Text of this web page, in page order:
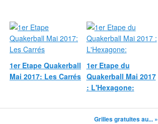
1er Etape Quakerball
Mai 2017: Les Carrés
1er Etape du
Quakerball Mai 2017
: L'Hexagone:
Grilles gratuites au... »